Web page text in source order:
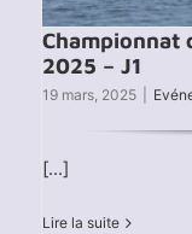
Championnat
2025 – J1
19 mars, 2025
[...]
Lire la suite